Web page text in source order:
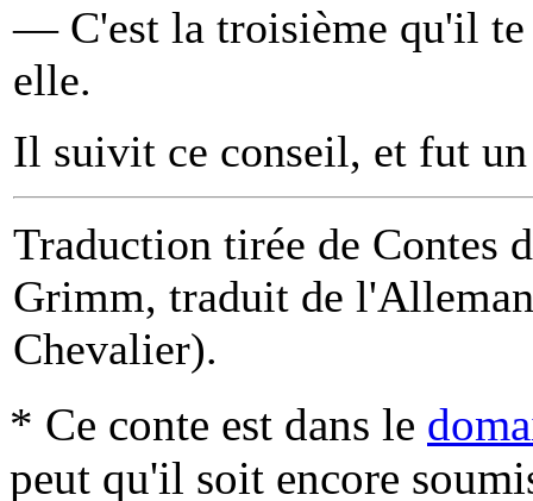
— C'est la troisième qu'il
elle.
Il suivit ce conseil, et fut
Traduction tirée de Contes
Grimm, traduit de
Chevalier).
* Ce conte est dans le
peut qu'il soit encore